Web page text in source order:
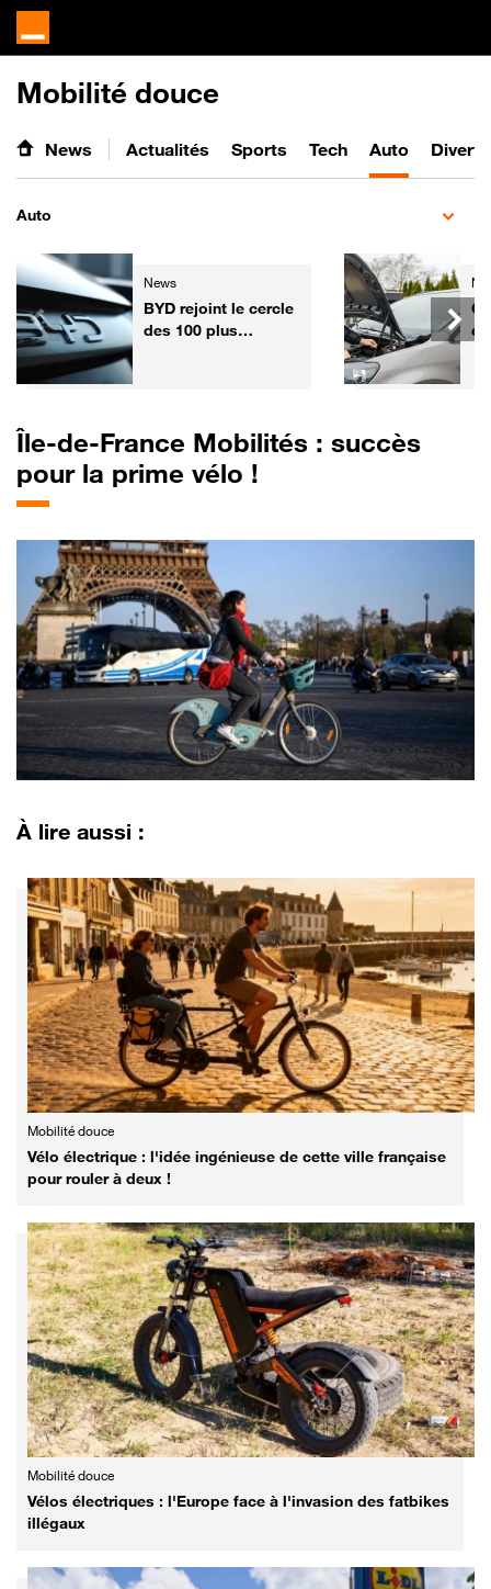
Mobilité douce
News Actualités Sports Tech Auto
Auto
News
BYD rejoint le cercle
des 100 plus
Île-de-France Mobilités : succès
pour la prime vélo !
À lire aussi :
Mobilité douce
Vélo électrique : l'idée ingénieuse de cette ville française
pour rouler à deux !
Mobilité douce
Vélos électriques : l'Europe face à l'invasion des fatbikes
illégaux